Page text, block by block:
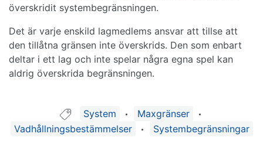
överskridit systembegränsningen.
Det är varje enskild lagmedlems ansvar att tillse att
den tillåtna gränsen inte överskrids. Den som enbart
deltar i ett lag och inte spelar några egna spel kan
aldrig överskrida begränsningen.
Guide taggad med:
System
Maxgränser
Vadhållningsbestämmelser
Systembegränsningar